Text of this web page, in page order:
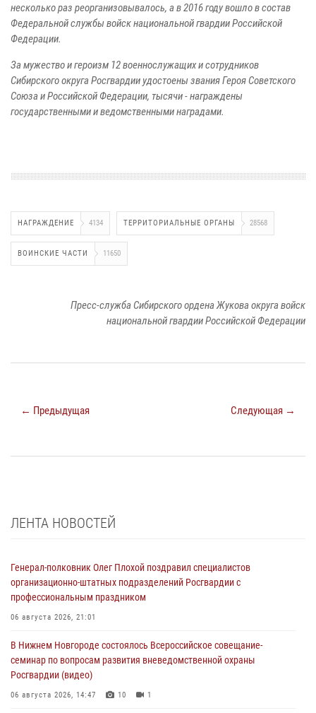
несколько раз реорганизовывалось, а в 2016 году вошло в состав
Федеральной службы войск национальной гвардии Российской
Федерации.
За мужество и героизм 12 военнослужащих и сотрудников
Сибирского округа Росгвардии удостоены звания Героя Советского
Союза и Российской Федерации, тысячи - награждены
государственными и ведомственными наградами.
НАГРАЖДЕНИЕ 4134 ТЕРРИТОРИАЛЬНЫЕ ОРГАНЫ 28568
ВОИНСКИЕ ЧАСТИ 11650
Пресс-служба Сибирского ордена Жукова округа войск
национальной гвардии Российской Федерации
← Предыдущая Следующая →
ЛЕНТА НОВОСТЕЙ
Генерал-полковник Олег Плохой поздравил специалистов
организационно-штатных подразделений Росгвардии с
профессиональным праздником
06 августа 2026, 21:01
В Нижнем Новгороде состоялось Всероссийское совещание-
семинар по вопросам развития вневедомственной охраны
Росгвардии (видео)
06 августа 2026, 14:47 10 1